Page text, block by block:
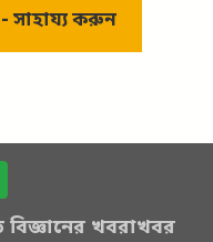
সাহায্য করুন
বিজ্ঞানের খবরাখবর